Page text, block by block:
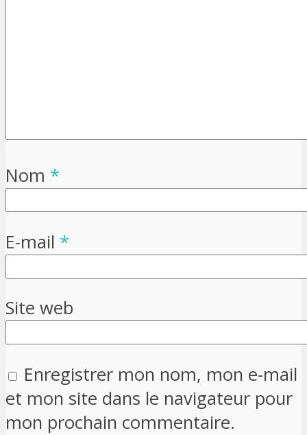
Nom *
E-mail *
Site web
Enregistrer mon nom, mon e-mail
et mon site dans le navigateur pour
mon prochain commentaire.